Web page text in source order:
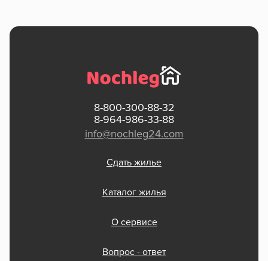
8-800-300-88-32
8-964-986-33-88
info@nochleg24.com
Сдать жилье
Каталог жилья
О сервисе
Вопрос - ответ